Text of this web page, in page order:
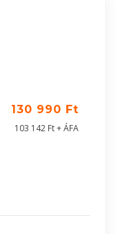
130 990 Ft
103 142 Ft + ÁFA